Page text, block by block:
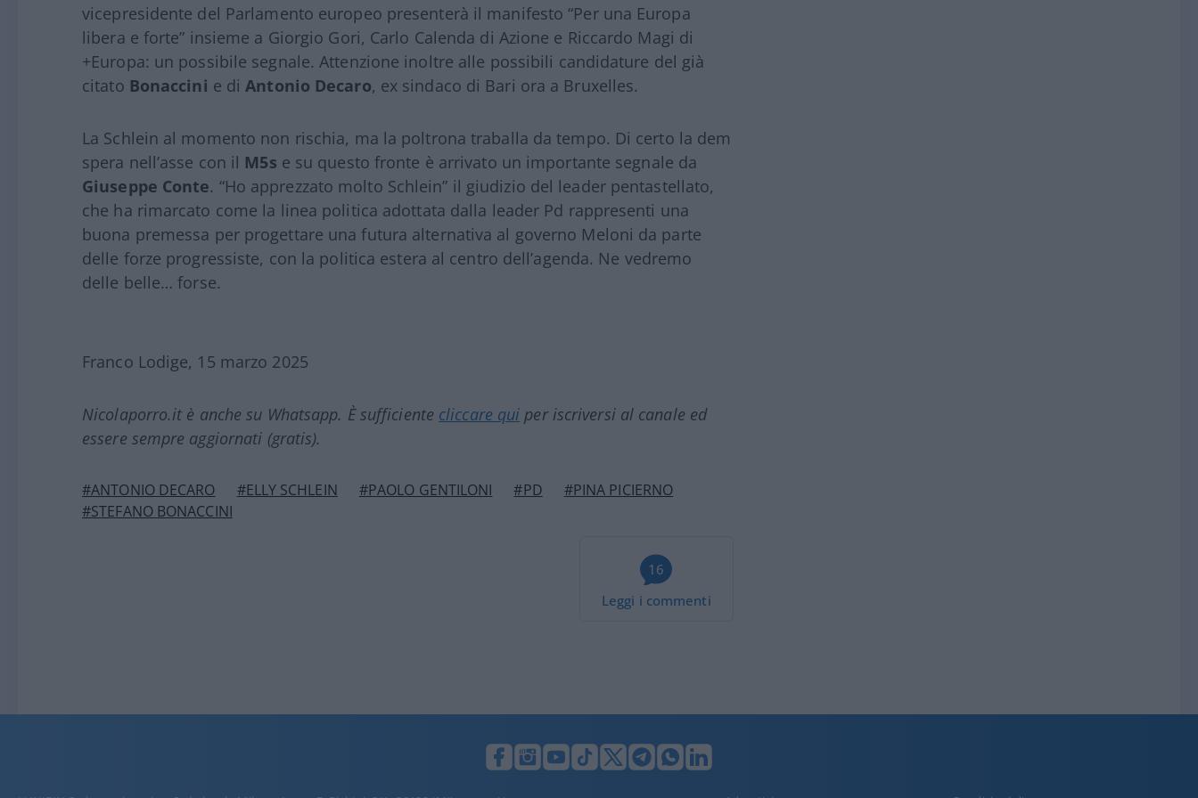
vicepresidente del Parlamento europeo presenterà il manifesto “Per una Europa
libera e forte” insieme a Giorgio Gori, Carlo Calenda di Azione e Riccardo Magi di
+Europa: un possibile segnale. Attenzione inoltre alle possibili candidature del già
citato Bonaccini e diAntonio Decaro, ex sindaco di Bari ora a Bruxelles.
La Schlein al momento non rischia, ma la poltrona traballa da tempo. Di certo la dem
spera nell’asse con il M5s e su questo fronte è arrivato un importante segnale da
Giuseppe Conte. “Ho apprezzato molto Schlein” il giudizio del leader pentastellato,
che ha rimarcato come la linea politica adottata dalla leader Pd rappresenti una
buona premessa per progettare una futura alternativa al governo Meloni da parte
delle forze progressiste, con la politica estera al centro dell’agenda. Ne vedremo
delle belle… forse.
Franco Lodige, 15 marzo 2025
Nicolaporro.it è anche su Whatsapp. È sufficiente cliccare qui per iscriversi al canale ed
essere sempre aggiornati (gratis).
#ANTONIO DECARO #ELLY SCHLEIN #PAOLO GENTILONI #PD
#PINA PICIERNO
#STEFANO BONACCINI
16
Leggi i commenti